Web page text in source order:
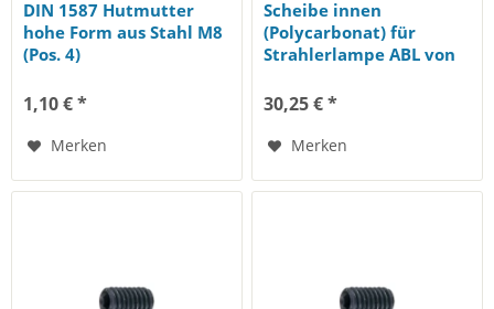
DIN 1587 Hutmutter
hohe Form aus Stahl M8
(Pos. 4)
1,10 € *
Merken
Scheibe innen
(Polycarbonat) für
Strahlerlampe ABL von
30,25 € *
Merken